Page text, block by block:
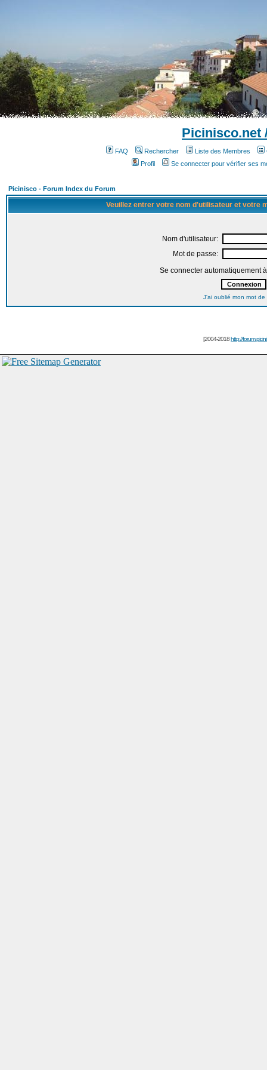
Picinisco.net
FAQ Rechercher Liste des Membres
Profil
Se connecter pour vérifier ses
Picinisco - Forum Index du Forum
Veuillez entrer votre nom d'utilisateur et votre
Nom d'utilisateur:
Mot de passe:
Se connecter automatiquement
J'ai oublié mon mot de
[2004-2018http://